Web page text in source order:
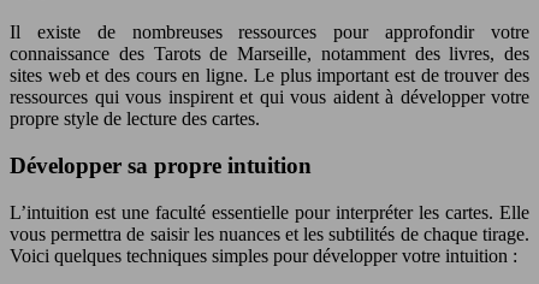
Il existe de nombreuses ressources pour approfondir votre
connaissance des Tarots de Marseille, notamment des livres, des
sites web et des cours en ligne. Le plus important est de trouver des
ressources qui vous inspirent et qui vous aident à développer votre
propre style de lecture des cartes.
Développer sa propre intuition
L’intuition est une faculté essentielle pour interpréter les cartes. Elle
vous permettra de saisir les nuances et les subtilités de chaque tirage.
Voici quelques techniques simples pour développer votre intuition :